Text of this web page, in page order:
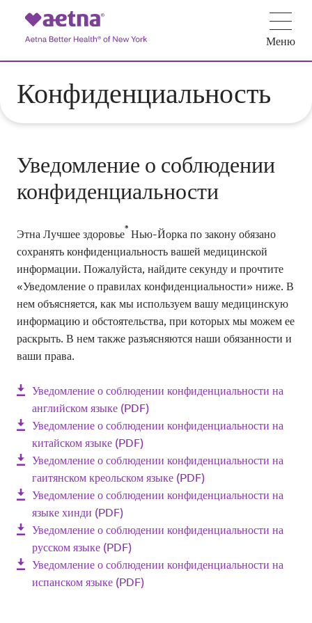
Меню
Конфиденциальность
Уведомление о соблюдении
конфиденциальности
Этна Лучшее здоровье® Нью-Йорка по закону обязано
сохранять конфиденциальность вашей медицинской
информации. Пожалуйста, найдите секунду и прочтите
«Уведомление о правилах конфиденциальности» ниже. В
нем объясняется, как мы используем вашу медицинскую
информацию и обстоятельства, при которых мы можем ее
раскрыть. В нем также разъясняются наши обязанности и
ваши права.
Уведомление о соблюдении конфиденциальности на
английском языке (PDF)
Уведомление о соблюдении конфиденциальности на
китайском языке (PDF)
Уведомление о соблюдении конфиденциальности на
гаитянском креольском языке (PDF)
Уведомление о соблюдении конфиденциальности на
языке хинди (PDF)
Уведомление о соблюдении конфиденциальности на
русском языке (PDF)
Уведомление о соблюдении конфиденциальности на
испанском языке (PDF)